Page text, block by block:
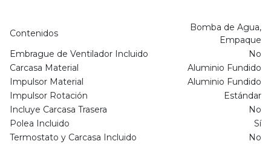
Contenidos
Bomba de Agua,
Empaque
Embrague de Ventilador Incluido
No
Carcasa Material
Aluminio Fundido
Impulsor Material
Aluminio Fundido
Impulsor Rotación
Estándar
Incluye Carcasa Trasera
No
Polea Incluido
Sí
Termostato y Carcasa Incluido
No